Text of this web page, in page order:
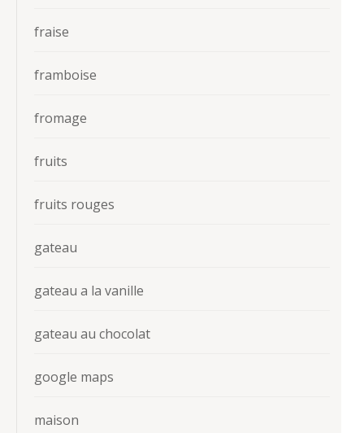
fraise
framboise
fromage
fruits
fruits rouges
gateau
gateau a la vanille
gateau au chocolat
google maps
maison